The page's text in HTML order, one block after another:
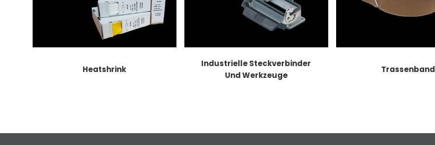
Heatshrink
Industrielle Steckverbinder
Und Werkzeuge
Trassenband